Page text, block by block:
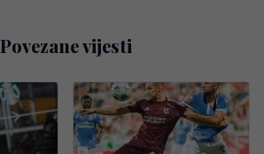
Povezane vijesti